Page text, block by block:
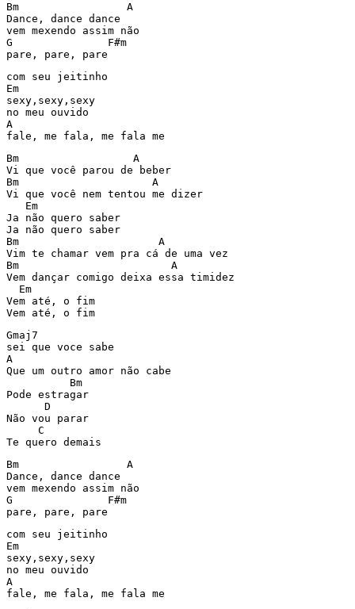
Bm                 A
Dance, dance dance
vem mexendo assim não
G               F#m
pare, pare, pare
com seu jeitinho
Em
sexy,sexy,sexy
no meu ouvido
A
fale, me fala, me fala me
Bm                  A
Vi que você parou de beber
Bm                     A
Vi que você nem tentou me dizer
   Em
Ja não quero saber
Ja não quero saber
Bm                      A
Vim te chamar vem pra cá de uma vez
Bm                        A
Vem dançar comigo deixa essa timidez
  Em
Vem até‚ o fim
Vem até‚ o fim
Gmaj7
sei que voce sabe
A
Que um outro amor não cabe
          Bm
Pode estragar
      D
Não vou parar
     C
Te quero demais
Bm                 A
Dance, dance dance
vem mexendo assim não
G               F#m
pare, pare, pare
com seu jeitinho
Em
sexy,sexy,sexy
no meu ouvido
A
fale, me fala, me fala me